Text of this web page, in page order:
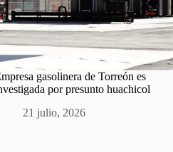
gasolinera de Torreón es
por presunto huachicol
21 julio, 2026